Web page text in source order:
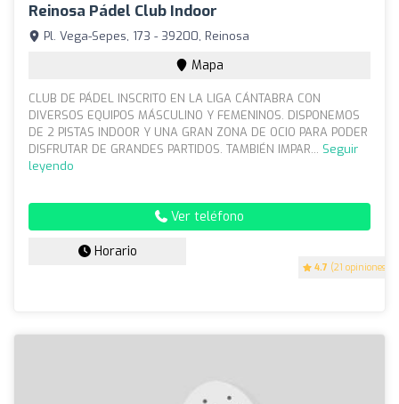
Reinosa Pádel Club Indoor
4.7 (21 opiniones)
Pl. Vega-Sepes, 173 - 39200, Reinosa
Mapa
CLUB DE PÁDEL INSCRITO EN LA LIGA CÁNTABRA CON
DIVERSOS EQUIPOS MÁSCULINO Y FEMENINOS. DISPONEMOS
DE 2 PISTAS INDOOR Y UNA GRAN ZONA DE OCIO PARA PODER
DISFRUTAR DE GRANDES PARTIDOS. TAMBIÉN IMPAR... Seguir
leyendo
Ver teléfono
Horario